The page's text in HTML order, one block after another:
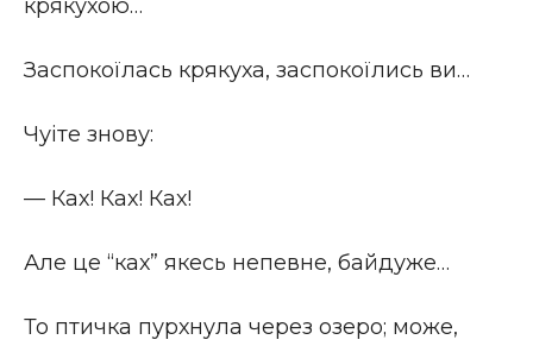
крякухою…
Заспокоїлась крякуха, заспокоїлись ви…
Чуіте знову:
— Ках! Ках! Ках!
Але це “ках” якесь непевне, байдуже…
То птичка пурхнула через озеро; може,